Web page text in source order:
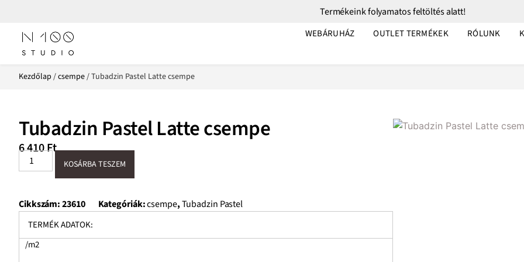
Termékeink folyamatos feltöltés alatt!
WEBÁRUHÁZ OUTLET TERMÉKEK RÓLUNK
Kezdőlap /csempe/ Tubadzin Pastel Latte csempe
Tubadzin Pastel Latte csempe
6 410Ft
KOSÁRBA TESZEM
Cikkszám:23610 Kategóriák:csempe,Tubadzin Pastel
TERMÉK ADATOK:
/m2